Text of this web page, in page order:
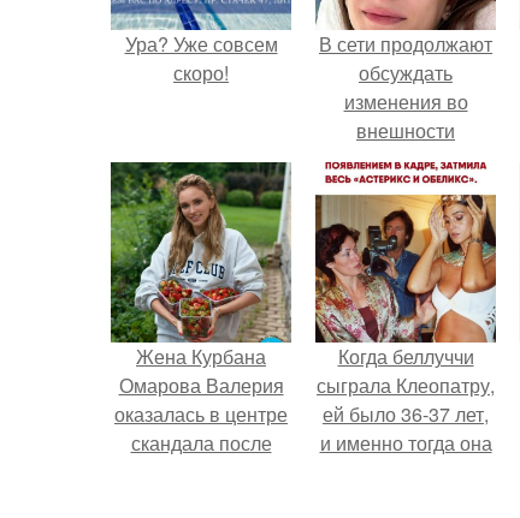
Ура? Уже совсем
скоро!
В сети продолжают
обсуждать
изменения во
внешности
актрисы.
Жена Курбана
Омарова Валерия
оказалась в центре
скандала после
Когда беллуччи
сыграла Клеопатру,
ей было 36-37 лет,
и именно тогда она